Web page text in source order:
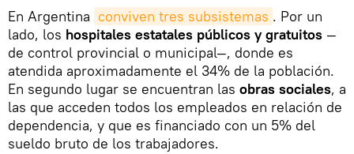
En Argentina conviven tres subsistemas . Por un
lado, los hospitales estatales públicos y gratuitos —
de control provincial o municipal—, donde es
atendida aproximadamente el 34% de la población.
En segundo lugar se encuentran las obras sociales, a
las que acceden todos los empleados en relación de
dependencia, y que es financiado con un 5% del
sueldo bruto de los trabajadores.